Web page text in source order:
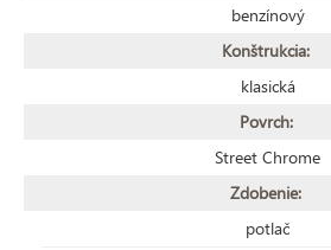
benzínový
Konštrukcia:
klasická
Povrch:
Street Chrome
Zdobenie:
potlač